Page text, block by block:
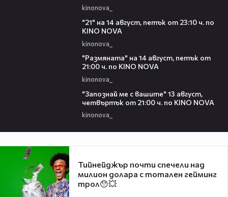
kinonova_
"21" на 14 август, петък от 23:10 ч. по
KINO NOVA
kinonova_
"Размянaта" на 14 август, петък от
21:00 ч. по KINO NOVA
kinonova_
"Запознай ме с вашите" 13 август,
четвъртък от 21:00 ч. по KINO NOVA
kinonova_
Тийнейджър почти спечели над
милион долара с тотален гейминг
трол😯💥